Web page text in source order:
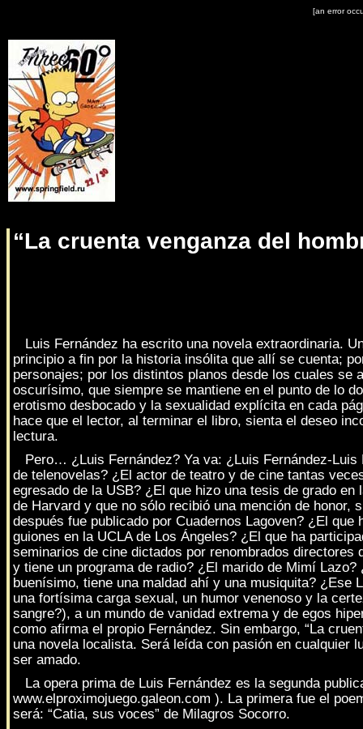
[an error
“La cruenta venganza del
Luis Fernández ha escrito una novela extraordinaria.
principio a fin por la historia insólita que allí se cuenta;
personajes; por los distintos planos desde los cuales se
oscurísimo, que siempre se mantiene en el punto de lo
erotismo desbocado y la sexualidad explícita en cada
hace que el lector, al terminar el libro, sienta el deseo
lectura.
Pero… ¿Luis Fernández? Ya va: ¿Luis Fernández-Luis
de telenovelas? ¿El actor de teatro y de cine tantas
egresado de la USB? ¿El que hizo una tesis de grado en
de Harvard y que no sólo recibió una mención de honor,
después fue publicado por Cuadernos Lagoven? ¿El que
guiones en la UCLA de Los Ángeles? ¿El que ha
seminarios de cine dictados por renombrados
y tiene un programa de radio? ¿El marido de Mimí
buenísimo, tiene una maldad ahí y una musiquita?
una fortísima carga sexual, un humor venenoso y la
sangre?), a un mundo de vanidad extrema y de egos
como afirma el propio Fernández. Sin embargo, “La
una novela localista. Será leída con pasión en cualquier
ser amado.
La opera prima de Luis Fernández es la segunda
www.elproximojuego.galeon.com ). La primera fue el
será: “Catia, sus voces” de Milagros Socorro.